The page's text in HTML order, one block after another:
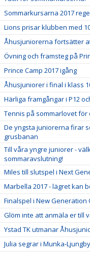
Sommarkursarna 2017
Lions prisar klubben med
Åhusjuniorerna fortsätter
Övning och framsteg på
Prince Camp 2017 igång
Åhusjuniorer i final i klass
Härliga framgångar i P12
Tennis på sommarlovet för
De yngsta juniorerna firar
grusbanan
Till våra yngre juniorer -
sommaravslutning!
Miles till slutspel i Next
Marbella 2017 - lägret kan
Finalspel i New Generation
Glöm inte att anmäla er till
Ystad TK utmanar
Julia segrar i Munka-Ljungby